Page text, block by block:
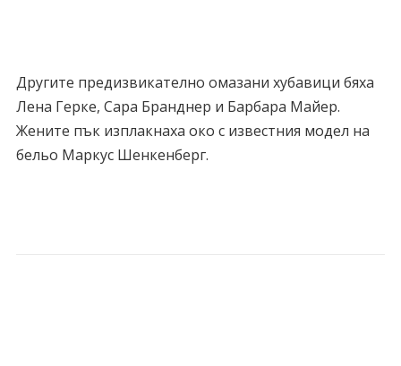
Другите предизвикателно омазани хубавици бяха
Лена Герке, Сара Бранднер и Барбара Майер.
Жените пък изплакнаха око с известния модел на
бельо Маркус Шенкенберг.